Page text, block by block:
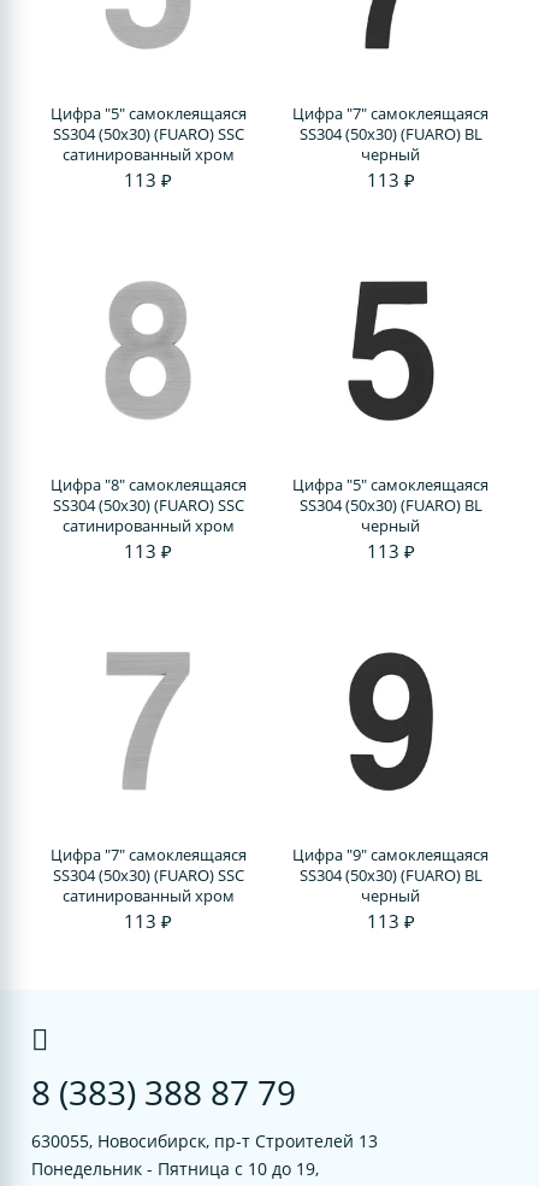
Цифра "5" самоклеящаяся
SS304 (50х30) (FUARO) SSC
сатинированный хром
113 ₽
Цифра "7" самоклеящаяся
SS304 (50х30) (FUARO) BL
черный
113 ₽
Цифра "8" самоклеящаяся
SS304 (50х30) (FUARO) SSC
сатинированный хром
113 ₽
Цифра "5" самоклеящаяся
SS304 (50х30) (FUARO) BL
черный
113 ₽
Цифра "7" самоклеящаяся
SS304 (50х30) (FUARO) SSC
сатинированный хром
113 ₽
Цифра "9" самоклеящаяся
SS304 (50х30) (FUARO) BL
черный
113 ₽
8 (383) 388 87 79
630055, Новосибирск, пр-т Строителей 13
Понедельник - Пятница с 10 до 19,